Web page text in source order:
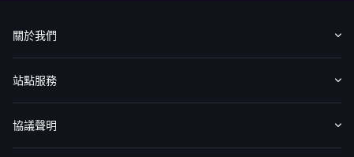
關於我們
認識華盛
媒體報導
意見反饋
站點服務
收費標準
交易工具
幫助中心
協議聲明